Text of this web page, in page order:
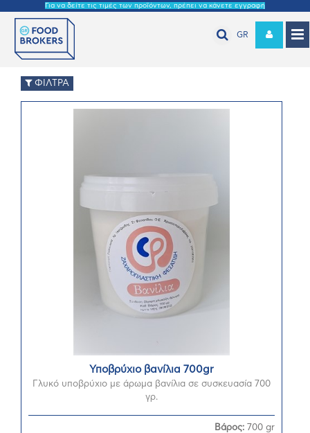
Για να δείτε τις τιμές των προϊόντων, πρέπει να κάνετε εγγραφή
GR
ΦΙΛΤΡΑ
Υποβρύχιο βανίλια 700gr
Γλυκό υποβρύχιο με άρωμα βανίλια σε συσκευασία 700
γρ.
Βάρος: 700 gr